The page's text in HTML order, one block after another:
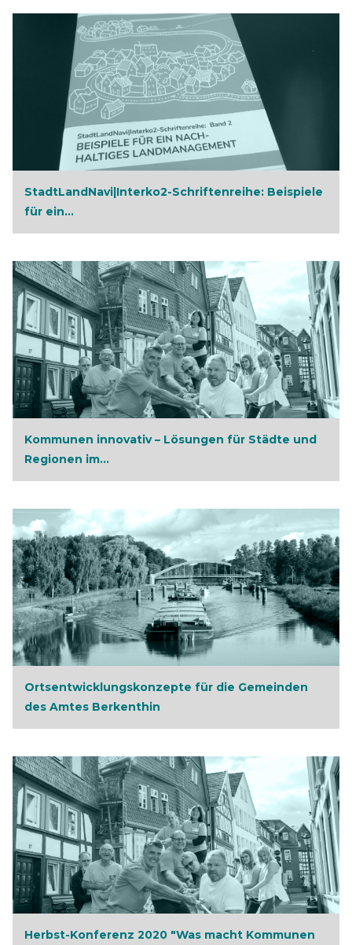
StadtLandNavi|Interko2-Schriftenreihe: Beispiele
für ein...
Kommunen innovativ – Lösungen für Städte und
Regionen im...
Ortsentwicklungskonzepte für die Gemeinden
des Amtes Berkenthin
Herbst-Konferenz 2020 "Was macht Kommunen